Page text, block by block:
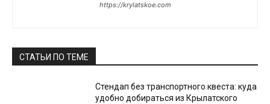
https://krylatskoe.com
СТАТЬИ ПО ТЕМЕ
Стендап без транспортного квеста: куда
удобно добираться из Крылатского